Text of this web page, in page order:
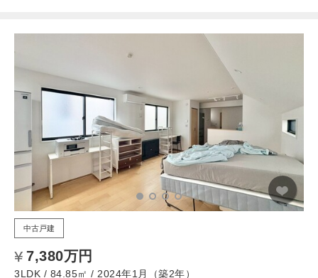
中古戸建
7,380万円
3LDK / 84.85㎡ / 2024年1月（築2年）